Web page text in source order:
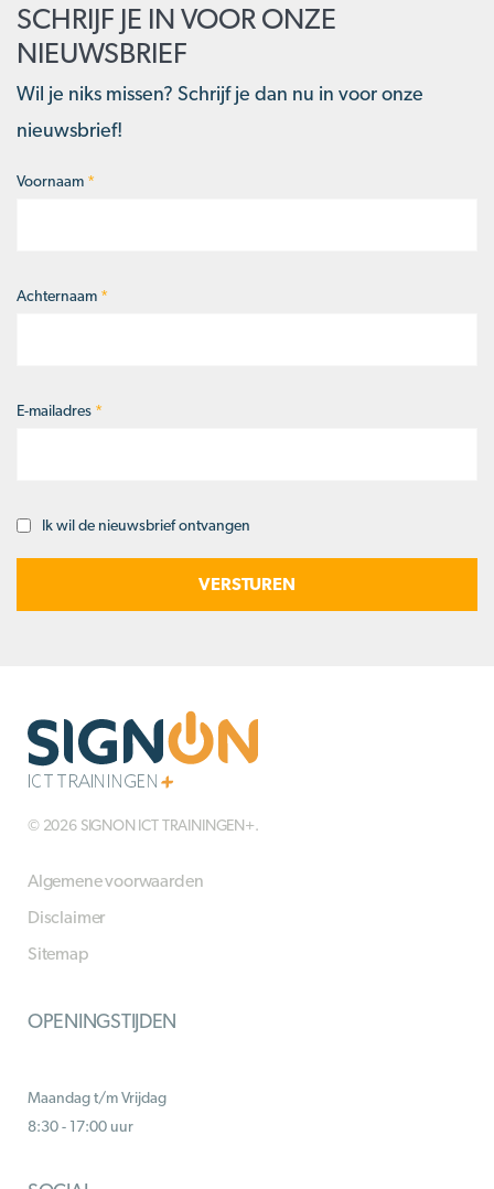
SCHRIJF JE IN VOOR ONZE
NIEUWSBRIEF
Wil je niks missen? Schrijf je dan nu in voor onze
nieuwsbrief!
Naam*
Voornaam *
Achternaam *
E-mailadres *
Opt-Ik wil de nieuwsbrief ontvangen
© 2026 SIGNON ICT TRAININGEN+.
Algemene voorwaarden
Disclaimer
Sitemap
OPENINGSTIJDEN
Maandag t/m Vrijdag
8:30 - 17:00 uur